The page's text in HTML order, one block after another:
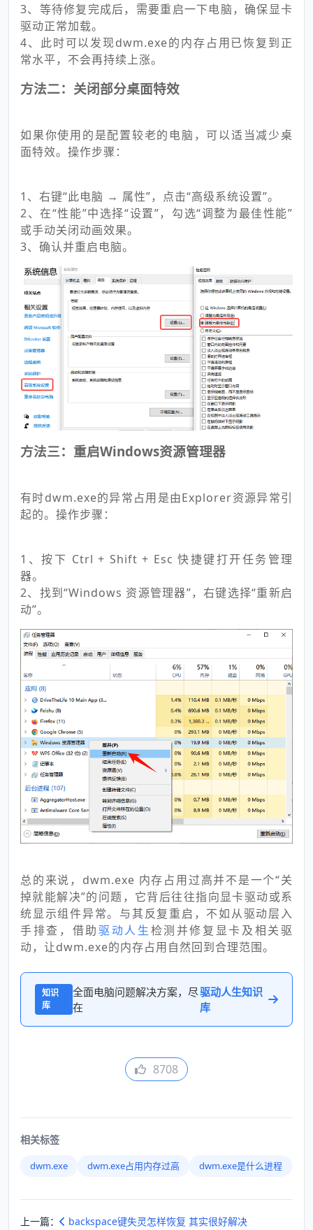
3、等待修复完成后，需要重启一下电脑，确保显卡
驱动正常加载。
4、此时可以发现dwm.exe的内存占用已恢复到正
常水平，不会再持续上涨。
方法二：关闭部分桌面特效
如果你使用的是配置较老的电脑，可以适当减少桌
面特效。操作步骤：
1、右键“此电脑 → 属性”，点击“高级系统设置”。
2、在“性能”中选择“设置”，勾选“调整为最佳性能”
或手动关闭动画效果。
3、确认并重启电脑。
方法三：重启Windows资源管理器
有时dwm.exe的异常占用是由Explorer资源异常引
起的。操作步骤：
1、按下 Ctrl + Shift + Esc 快捷键打开任务管理
器。
2、找到“Windows 资源管理器”，右键选择“重新启
动”。
总的来说，dwm.exe 内存占用过高并不是一个“关
掉就能解决”的问题，它背后往往指向显卡驱动或系
统显示组件异常。与其反复重启，不如从驱动层入
手排查，借助驱动人生检测并修复显卡及相关驱
动，让dwm.exe的内存占用自然回到合理范围。
知识
库
全面电脑问题解决方案，尽
在
驱动人生知识
库
8708
相关标签
dwm.exe dwm.exe占用内存过高 dwm.exe是什么进程
上一篇：
backspace键失灵怎样恢复 其实很好解决